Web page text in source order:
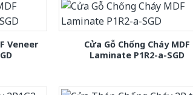
Veneer
Cửa Gỗ Chống Cháy MDF
Laminate P1R2-a-SGD